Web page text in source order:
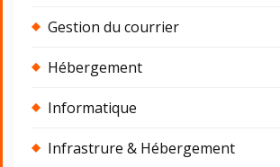
Gestion du courrier
Hébergement
Informatique
Infrastrure & Hébergement